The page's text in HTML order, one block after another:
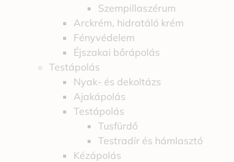
Szempillaszérum
Arckrém, hidratáló krém
Fényvédelem
Éjszakai bőrápolás
Testápolás
Nyak- és dekoltázs
Ajakápolás
Testápolás
Tusfürdő
Testradír és hámlasztó
Kézápolás